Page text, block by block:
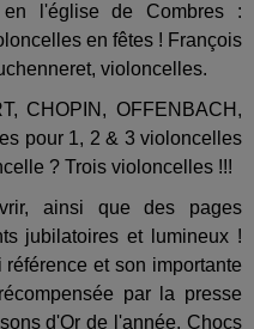
l'église de Combres :
en fêtes ! François
violoncelles.
CHOPIN, OFFENBACH,
pour 1, 2 & 3 violoncelles
? Trois violoncelles !!!
ainsi que des pages
jubilatoires et lumineux !
et son importante
par la presse
d'Or de l'année, Chocs